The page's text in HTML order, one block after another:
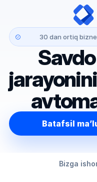
30 dan ortiq
Batafsil
Bizga